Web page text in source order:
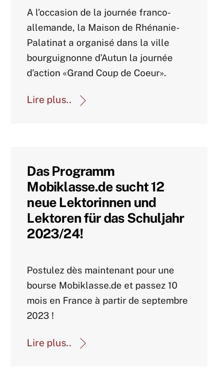
A l’occasion de la journée franco-
allemande, la Maison de Rhénanie-
Palatinat a organisé dans la ville
bourguignonne d’Autun la journée
d’action «Grand Coup de Coeur».
Lire plus..
Das Programm
Mobiklasse.de sucht 12
neue Lektorinnen und
Lektoren für das Schuljahr
2023/24!
Postulez dès maintenant pour une
bourse Mobiklasse.de et passez 10
mois en France à partir de septembre
2023 !
Lire plus..